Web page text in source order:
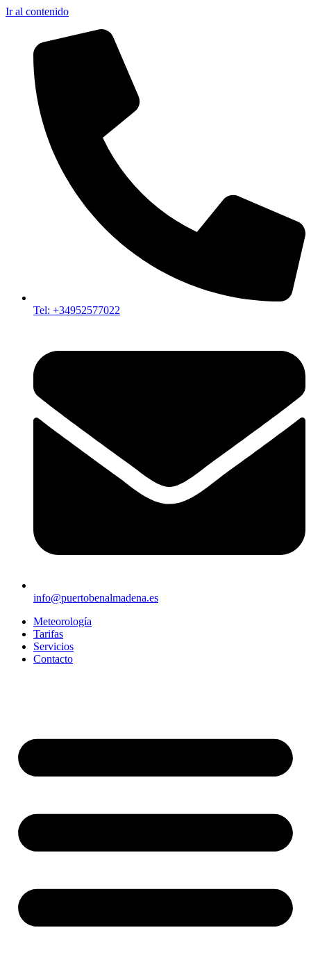
Ir al contenido
Tel: +34952577022
info@puertobenalmadena.es
Meteorología
Tarifas
Servicios
Contacto